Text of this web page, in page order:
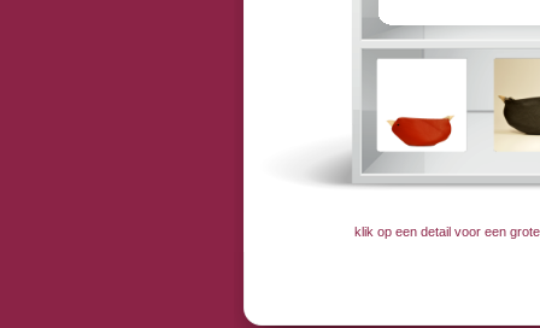
klik op een detail voor een